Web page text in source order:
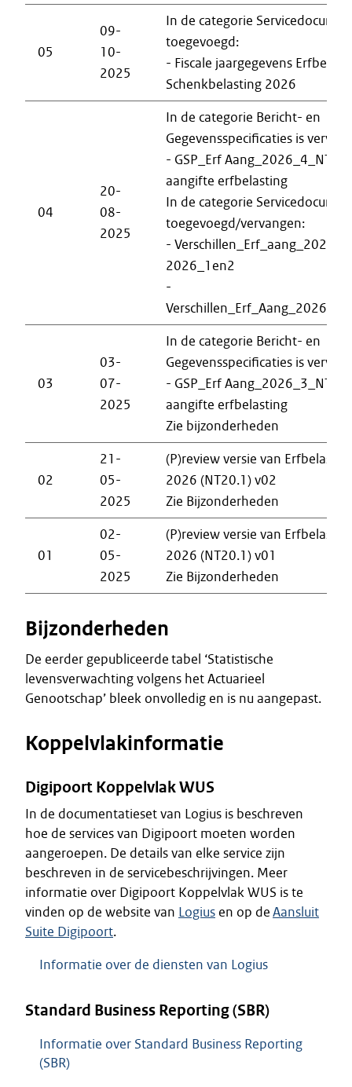
05
09-
10-
2025
In de categorie
toegevoegd:
- Fiscale jaargegevens
Schenkbelasting 2026
04
20-
08-
2025
In de categorie Bericht- en
Gegevensspecificaties is
- GSP_Erf Aang_2026_4_NT-
aangifte erfbelasting
In de categorie
toegevoegd/vervangen:
-
2026_1en2
-
03
03-
07-
2025
In de categorie Bericht- en
Gegevensspecificaties is
- GSP_Erf Aang_2026_3_NT-
aangifte erfbelasting
Zie bijzonderheden
02
21-
05-
2025
(P)review versie van
2026 (NT20.1) v02
Zie Bijzonderheden
01
02-
05-
2025
(P)review versie van
2026 (NT20.1) v01
Zie Bijzonderheden
Bijzonderheden
De eerder gepubliceerde tabel ‘Statistische
levensverwachting volgens het Actuarieel
Genootschap’ bleek onvolledig en is nu aangepast.
Koppelvlakinformatie
Digipoort Koppelvlak WUS
In de documentatieset van Logius is beschreven
hoe de services van Digipoort moeten worden
aangeroepen. De details van elke service zijn
beschreven in de servicebeschrijvingen. Meer
informatie over Digipoort Koppelvlak WUS is te
vinden op de website van Logius en op deAansluit
Suite Digipoort.
Informatie over de diensten van Logius
Standard Business Reporting (SBR)
Informatie over Standard Business Reporting
(SBR)